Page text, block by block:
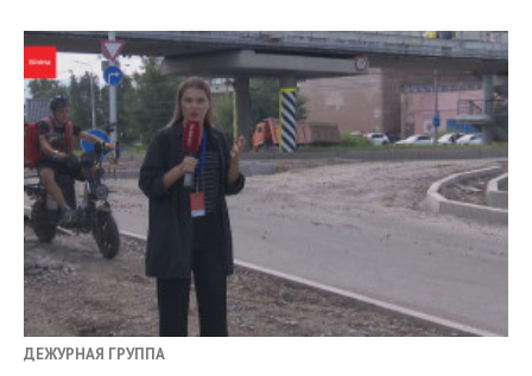
ДЕЖУРНАЯ ГРУППА